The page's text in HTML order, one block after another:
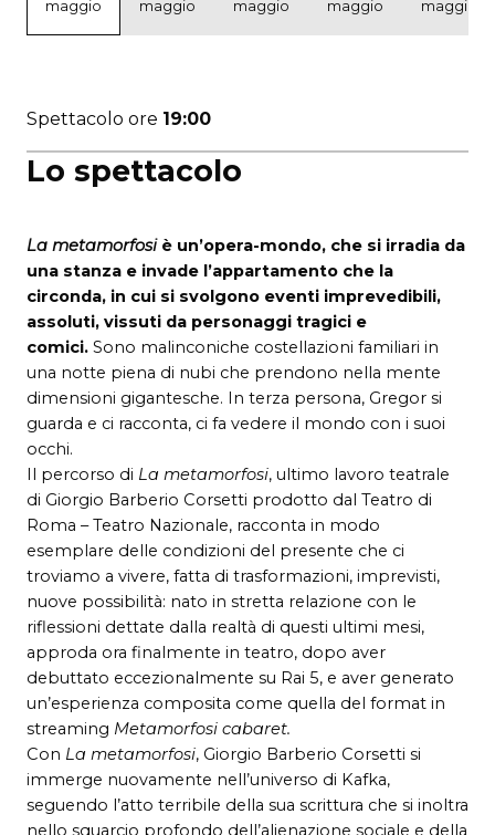
Lo spettacolo
La metamorfosiè un’opera-mondo, che si irradia da
una stanza e invade l’appartamento che la
circonda, in cui si svolgono eventi imprevedibili,
assoluti, vissuti da personaggi tragici e
comici. Sono malinconiche costellazioni familiari in
una notte piena di nubi che prendono nella mente
dimensioni gigantesche. In terza persona, Gregor si
guarda e ci racconta, ci fa vedere il mondo con i suoi
occhi.
Il percorso di La metamorfosi, ultimo lavoro teatrale
di Giorgio Barberio Corsetti prodotto dal Teatro di
Roma – Teatro Nazionale, racconta in modo
esemplare delle condizioni del presente che ci
troviamo a vivere, fatta di trasformazioni, imprevisti,
nuove possibilità: nato in stretta relazione con le
riflessioni dettate dalla realtà di questi ultimi mesi,
approda ora finalmente in teatro, dopo aver
debuttato eccezionalmente su Rai 5, e aver generato
un’esperienza composita come quella del format in
streaming Metamorfosi cabaret.
Con La metamorfosi, Giorgio Barberio Corsetti si
immerge nuovamente nell’universo di Kafka,
seguendo l’atto terribile della sua scrittura che si inoltra
nello squarcio profondo dell’alienazione sociale e della
maggio maggio maggio maggio maggio
Spettacolo ore 19:00